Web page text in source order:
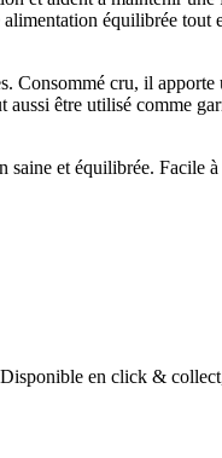
équilibrée tout
Consommé cru, il apporte
aussi être utilisé comme
saine et équilibrée. Facile à
en click &